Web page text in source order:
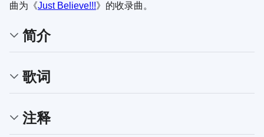
曲为《Just Believe!!!》的收录曲。
简介
歌词
注释